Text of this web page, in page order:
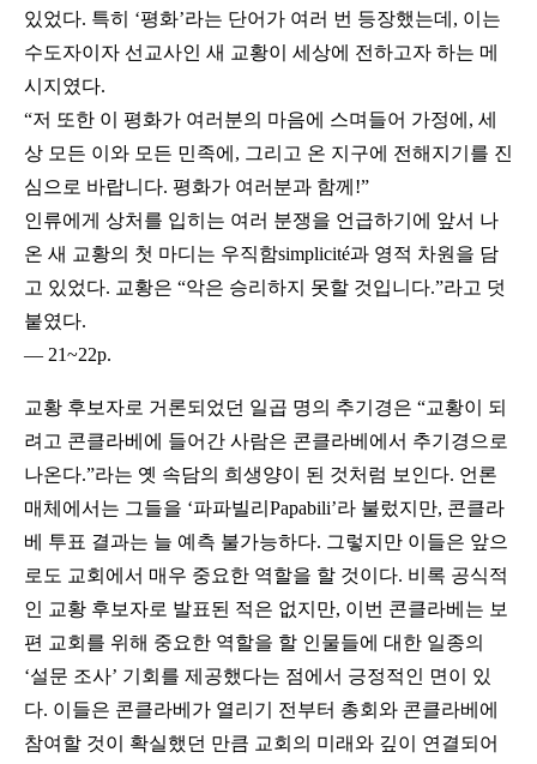
있었다. 특히 ‘평화’라는 단어가 여러 번 등장했는데, 이는
수도자이자 선교사인 새 교황이 세상에 전하고자 하는 메
시지였다.
“저 또한 이 평화가 여러분의 마음에 스며들어 가정에, 세
상 모든 이와 모든 민족에, 그리고 온 지구에 전해지기를 진
심으로 바랍니다. 평화가 여러분과 함께!”
인류에게 상처를 입히는 여러 분쟁을 언급하기에 앞서 나
온 새 교황의 첫 마디는 우직함simplicité과 영적 차원을 담
고 있었다. 교황은 “악은 승리하지 못할 것입니다.”라고 덧
붙였다.
― 21~22p.
교황 후보자로 거론되었던 일곱 명의 추기경은 “교황이 되
려고 콘클라베에 들어간 사람은 콘클라베에서 추기경으로
나온다.”라는 옛 속담의 희생양이 된 것처럼 보인다. 언론
매체에서는 그들을 ‘파파빌리Papabili’라 불렀지만, 콘클라
베 투표 결과는 늘 예측 불가능하다. 그렇지만 이들은 앞으
로도 교회에서 매우 중요한 역할을 할 것이다. 비록 공식적
인 교황 후보자로 발표된 적은 없지만, 이번 콘클라베는 보
편 교회를 위해 중요한 역할을 할 인물들에 대한 일종의
‘설문 조사’ 기회를 제공했다는 점에서 긍정적인 면이 있
다. 이들은 콘클라베가 열리기 전부터 총회와 콘클라베에
참여할 것이 확실했던 만큼 교회의 미래와 깊이 연결되어